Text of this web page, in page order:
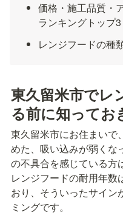
価格・施工品質・
ランキングトップ3
レンジフードの種
東久留米市でレ
る前に知ってお
東久留米市にお住まいで
めた、吸い込みが弱くな
の不具合を感じている方
レンジフードの耐用年数
おり、そういったサイン
ミングです。